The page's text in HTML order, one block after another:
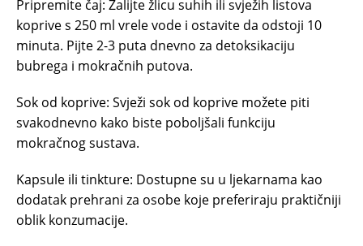
Pripremite čaj: Zalijte žlicu suhih ili svježih listova
koprive s 250 ml vrele vode i ostavite da odstoji 10
minuta. Pijte 2-3 puta dnevno za detoksikaciju
bubrega i mokračnih putova.
Sok od koprive: Svježi sok od koprive možete piti
svakodnevno kako biste poboljšali funkciju
mokračnog sustava.
Kapsule ili tinkture: Dostupne su u ljekarnama kao
dodatak prehrani za osobe koje preferiraju praktičniji
oblik konzumacije.